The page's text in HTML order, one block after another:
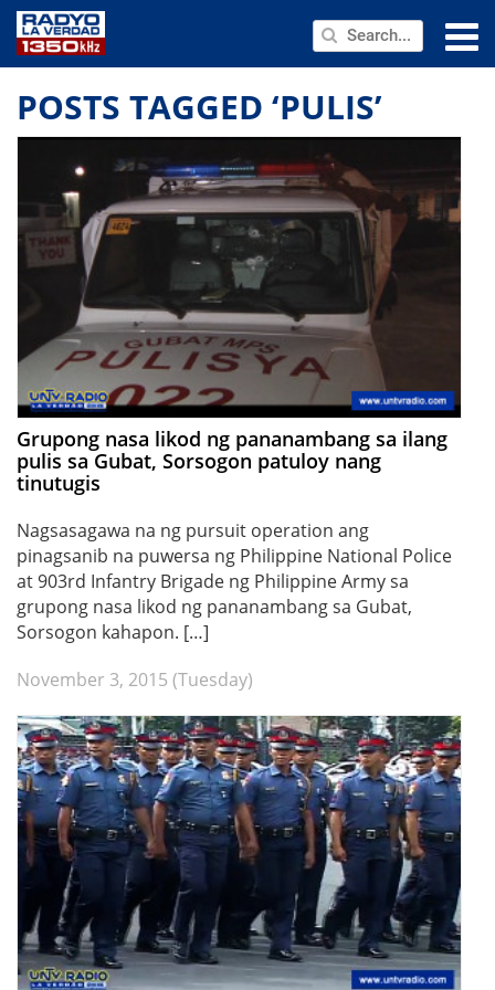
PUBLIC SERVICE
ANNOUNCEMENTS
PROGRAMS
ABOUT
CONTACT US
POSTS TAGGED ‘PULIS’
Grupong nasa likod ng pananambang sa ilang
pulis sa Gubat, Sorsogon patuloy nang
tinutugis
Nagsasagawa na ng pursuit operation ang
pinagsanib na puwersa ng Philippine National Police
at 903rd Infantry Brigade ng Philippine Army sa
grupong nasa likod ng pananambang sa Gubat,
Sorsogon kahapon. […]
November 3, 2015 (Tuesday)